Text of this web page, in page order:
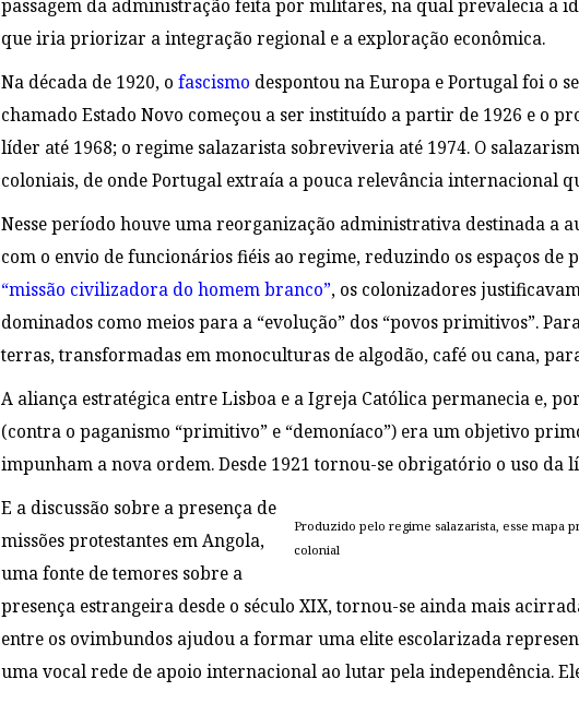
passagem da administração feita por militares, na qual prevalecia a
que iria priorizar a integração regional e a exploração econômica.
Na década de 1920, o fascismo despontou na Europa e Portugal foi o
chamado Estado Novo começou a ser instituído a partir de 1926 e o
líder até 1968; o regime salazarista sobreviveria até 1974. O
coloniais, de onde Portugal extraía a pouca relevância internacional
Nesse período houve uma reorganização administrativa destinada a
com o envio de funcionários fiéis ao regime, reduzindo os espaços
“missão civilizadora do homem branco”, os colonizadores
dominados como meios para a “evolução” dos “povos primitivos”.
terras, transformadas em monoculturas de algodão, café ou cana,
A aliança estratégica entre Lisboa e a Igreja Católica permanecia e,
(contra o paganismo “primitivo” e “demoníaco”) era um objetivo
impunham a nova ordem. Desde 1921 tornou-se obrigatório o uso da
Produzido pelo regime salazarista, esse mapa
colonial
E a discussão sobre a presença de
missões protestantes em Angola,
uma fonte de temores sobre a
presença estrangeira desde o século XIX, tornou-se ainda mais
entre os ovimbundos ajudou a formar uma elite escolarizada
uma vocal rede de apoio internacional ao lutar pela independência.